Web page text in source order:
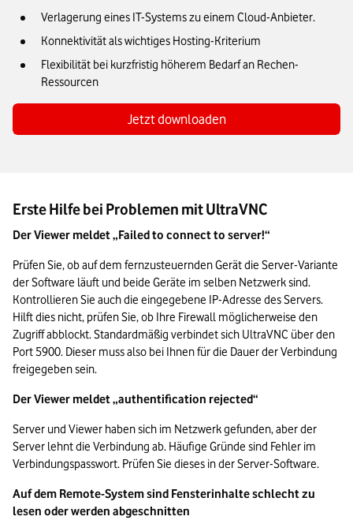
Verlagerung eines IT-Systems zu einem Cloud-Anbieter.
Konnektivität als wichtiges Hosting-Kriterium
Flexibilität bei kurzfristig höherem Bedarf an Rechen-
Ressourcen
Jetzt downloaden
Erste Hilfe bei Problemen mit UltraVNC
Der Viewer meldet „Failed to connect to server!“
Prüfen Sie, ob auf dem fernzusteuernden Gerät die Server-Variante
der Software läuft und beide Geräte im selben Netzwerk sind.
Kontrollieren Sie auch die eingegebene IP-Adresse des Servers.
Hilft dies nicht, prüfen Sie, ob Ihre Firewall möglicherweise den
Zugriff abblockt. Standardmäßig verbindet sich UltraVNC über den
Port 5900. Dieser muss also bei Ihnen für die Dauer der Verbindung
freigegeben sein.
Der Viewer meldet „authentification rejected“
Server und Viewer haben sich im Netzwerk gefunden, aber der
Server lehnt die Verbindung ab. Häufige Gründe sind Fehler im
Verbindungspasswort. Prüfen Sie dieses in der Server-Software.
Auf dem Remote-System sind Fensterinhalte schlecht zu
lesen oder werden abgeschnitten